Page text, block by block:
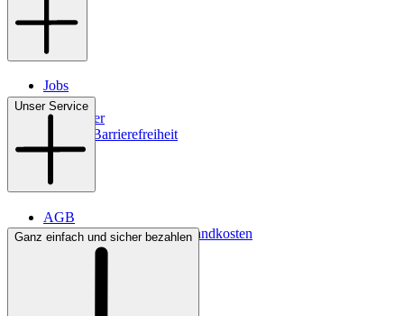
Jobs
Filialen
Newsletter
Digitale Barrierefreiheit
Unser Service
AGB
Lieferbedingungen & Versandkosten
Bezahlung
Ganz einfach und sicher bezahlen